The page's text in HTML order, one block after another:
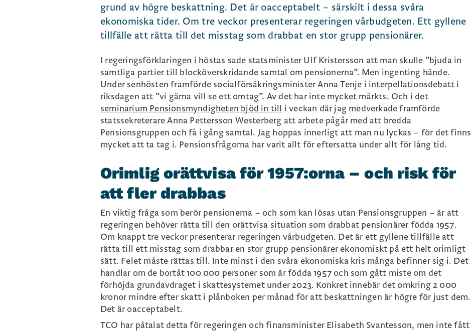
grund av högre beskattning. Det är oacceptabelt – särskilt i dessa svåra
ekonomiska tider. Om tre veckor presenterar regeringen vårbudgeten. Ett gyllene
tillfälle att rätta till det misstag som drabbat en stor grupp pensionärer.
I regeringsförklaringen i höstas sade statsminister Ulf Kristersson att man skulle ”bjuda in
samtliga partier till blocköverskridande samtal om pensionerna”. Men ingenting hände.
Under senhösten framförde socialförsäkringsminister Anna Tenje i interpellationsdebatt i
riksdagen att ”vi gärna vill se ett omtag”. Av det har inte mycket märkts. Och i det
seminarium Pensionsmyndigheten bjöd in till
i veckan där jag medverkade framförde
statssekreterare Anna Pettersson Westerberg att arbete pågår med att bredda
Pensionsgruppen och få i gång samtal. Jag hoppas innerligt att man nu lyckas – för det finns
mycket att ta tag i. Pensionsfrågorna har varit allt för eftersatta under allt för lång tid.
Orimlig orättvisa för 1957:orna – och risk för
att fler drabbas
En viktig fråga som berör pensionerna – och som kan lösas utan Pensionsgruppen – är att
regeringen behöver rätta till den orättvisa situation som drabbat pensionärer födda 1957.
Om knappt tre veckor presenterar regeringen vårbudgeten. Det är ett gyllene tillfälle att
rätta till ett misstag som drabbar en stor grupp pensionärer ekonomiskt på ett helt orimligt
sätt. Felet måste rättas till. Inte minst i den svåra ekonomiska kris många befinner sig i. Det
handlar om de bortåt 100 000 personer som är födda 1957 och som gått miste om det
förhöjda grundavdraget i skattesystemet under 2023. Konkret innebär det omkring 2 000
kronor mindre efter skatt i plånboken per månad för att beskattningen är högre för just dem.
Det är oacceptabelt.
TCO har påtalat detta för regeringen och finansminister Elisabeth Svantesson, men inte fått